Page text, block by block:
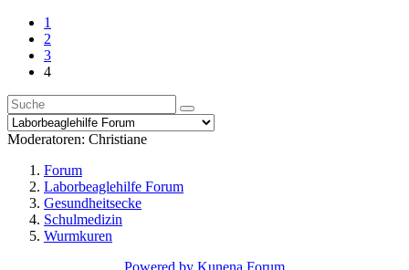
1
2
3
4
Moderatoren: Christiane
Forum
Laborbeaglehilfe Forum
Gesundheitsecke
Schulmedizin
Wurmkuren
Powered by Kunena Forum